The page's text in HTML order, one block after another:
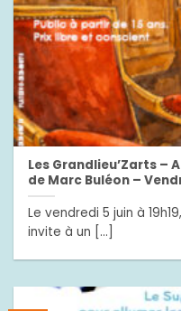
Les Grandlieu’Zarts –
de Marc Buléon –
Le vendredi 5 juin à
invite à un [...]